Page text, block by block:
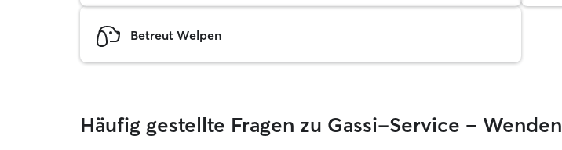
Betreut Welpen
Häufig gestellte Fragen zu Gassi-Service – Wenden